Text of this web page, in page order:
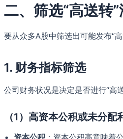
二、筛选“高送转
要从众多A股中筛选出可能发布“
1. 财务指标筛选
公司财务状况是决定是否进行“高
（1）高资本公积或未分配